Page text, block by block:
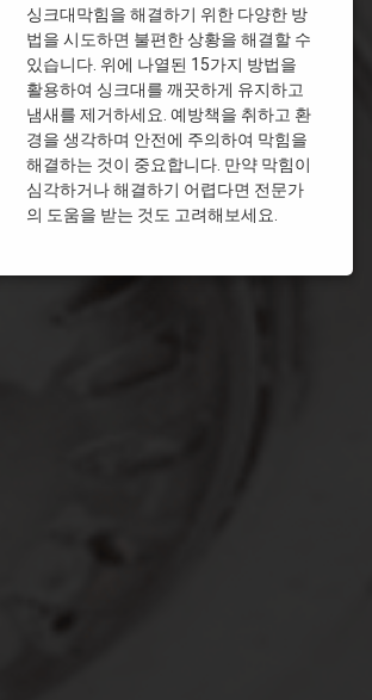
싱크대막힘을 해결하기 위한 다양한 방
법을 시도하면 불편한 상황을 해결할 수
있습니다. 위에 나열된 15가지 방법을
활용하여 싱크대를 깨끗하게 유지하고
냄새를 제거하세요. 예방책을 취하고 환
경을 생각하며 안전에 주의하여 막힘을
해결하는 것이 중요합니다. 만약 막힘이
심각하거나 해결하기 어렵다면 전문가
의 도움을 받는 것도 고려해보세요.
싱크대막힘 베이킹소다
싱크대막힘 비용
싱크대물막힘
싱크대배수관막힘
싱크대배수구막힘
용인싱크대막힘
울산 싱크대막힘
월세싱크대막힘